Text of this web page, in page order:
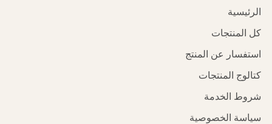
الرئيسية
كل المنتجات
استفسار عن المنتج
كتالوج المنتجات
شروط الخدمة
سياسة الخصوصية